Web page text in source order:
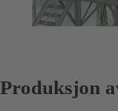
Produksjon